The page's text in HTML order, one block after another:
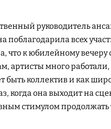
руководитель
поблагодарила всех
что к юбилейному
артисты много работали,
коллектив и как
когда она выходит на
стимулом продолжать